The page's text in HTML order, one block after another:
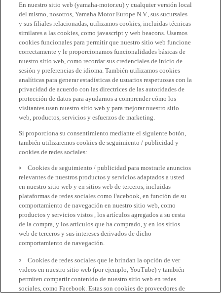
En nuestro sitio web (yamaha-motor.eu) y cualquier versión local
del mismo, nosotros, Yamaha Motor Europe N.V., sus sucursales
y sus filiales relacionadas, utilizamos cookies, incluidas técnicas
similares a las cookies, como javascript y web beacons. Usamos
cookies funcionales para permitir que nuestro sitio web funcione
correctamente y le proporcionamos funcionalidades básicas de
nuestro sitio web, como recordar sus credenciales de inicio de
sesión y preferencias de idioma. También utilizamos cookies
analíticas para generar estadísticas de usuarios respetuosas con la
privacidad de acuerdo con las directrices de las autoridades de
protección de datos para ayudarnos a comprender cómo los
visitantes usan nuestro sitio web y para mejorar nuestro sitio
web, productos, servicios y esfuerzos de marketing.
Si proporciona su consentimiento mediante el siguiente botón,
también utilizaremos cookies de seguimiento / publicidad y
cookies de redes sociales:
Cookies de seguimiento / publicidad para mostrarle anuncios
relevantes de nuestros productos y servicios adaptados a usted
en nuestro sitio web y en sitios web de terceros, incluidas
plataformas de redes sociales como Facebook, en función de su
comportamiento de navegación en nuestro sitio web, como
productos y servicios vistos , los artículos agregados a su cesta
de la compra, y los artículos que ha comprado, y en los sitios
web de terceros y sus intereses derivados de dicho
comportamiento de navegación.
Cookies de redes sociales que le brindan la opción de ver
videos en nuestro sitio web (por ejemplo, YouTube) y también
permiten compartir contenido de nuestro sitio web en redes
sociales, como Facebook. Estas son cookies de proveedores de